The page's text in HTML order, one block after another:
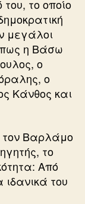
το οποίο
μεγάλοι
η Βάσω
ο
ο
Κάνθος και
Βαρλάμο
το
Από
του